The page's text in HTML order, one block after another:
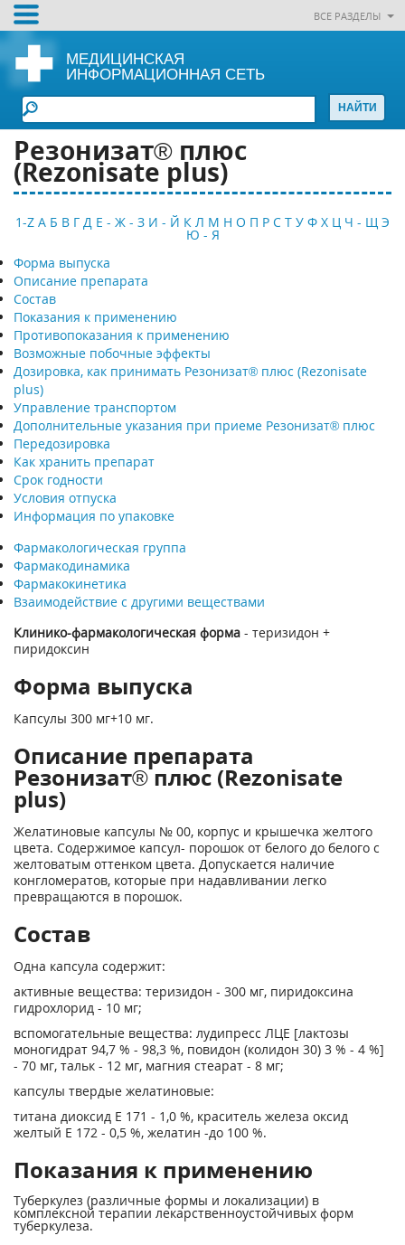
ВСЕ РАЗДЕЛЫ
МЕДИЦИНСКАЯ
ИНФОРМАЦИОННАЯ СЕТЬ
Резонизат® плюс
(Rezonisate plus)
1-Z А Б В Г Д Е - Ж - З И - Й К Л М Н О П Р С Т У Ф Х Ц Ч - Щ Э
Ю - Я
Форма выпуска
Описание препарата
Состав
Показания к применению
Противопоказания к применению
Возможные побочные эффекты
Дозировка, как принимать Резонизат® плюс (Rezonisate
plus)
Управление транспортом
Дополнительные указания при приеме Резонизат® плюс
Передозировка
Как хранить препарат
Срок годности
Условия отпуска
Информация по упаковке
Фармакологическая группа
Фармакодинамика
Фармакокинетика
Взаимодействие с другими веществами
Клинико-фармакологическая форма - теризидон +
пиридоксин
Форма выпуска
Капсулы 300 мг+10 мг.
Описание препарата
Резонизат® плюс (Rezonisate
plus)
Желатиновые капсулы № 00, корпус и крышечка желтого
цвета. Содержимое капсул- порошок от белого до белого с
желтоватым оттенком цвета. Допускается наличие
конгломератов, которые при надавливании легко
превращаются в порошок.
Состав
Одна капсула содержит:
активные вещества: теризидон - 300 мг, пиридоксина
гидрохлорид - 10 мг;
вспомогательные вещества: лудипресс ЛЦЕ [лактозы
моногидрат 94,7 % - 98,3 %, повидон (колидон 30) 3 % - 4 %]
- 70 мг, тальк - 12 мг, магния стеарат - 8 мг;
капсулы твердые желатиновые:
титана диоксид Е 171 - 1,0 %, краситель железа оксид
желтый Е 172 - 0,5 %, желатин -до 100 %.
Показания к применению
Туберкулез (различные формы и локализации) в
комплексной терапии лекарственноустойчивых форм
туберкулеза.